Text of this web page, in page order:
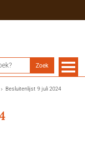
Besluitenlijst 9 juli 2024